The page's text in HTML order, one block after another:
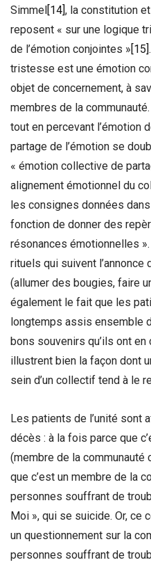
Simmel[14], la constitution
reposent « sur une logique
de l’émotion conjointes »[15]
tristesse est une émotion
objet de concernement, à
membres de la
tout en percevant l’émotion
partage de l’émotion se
« émotion collective de
alignement émotionnel du
les consignes données
fonction de donner des
résonances émotionnelles
rituels qui suivent l’annonce
(allumer des bougies, faire
également le fait que les
longtemps assis ensemble
bons souvenirs qu’ils ont en
illustrent bien la façon dont
sein d’un collectif tend à le
Les patients de l’unité sont
décès : à la fois parce que
(membre de la communauté
que c’est un membre de la
personnes souffrant de
Moi », qui se suicide. Or, ce
un questionnement sur la
personnes souffrant de